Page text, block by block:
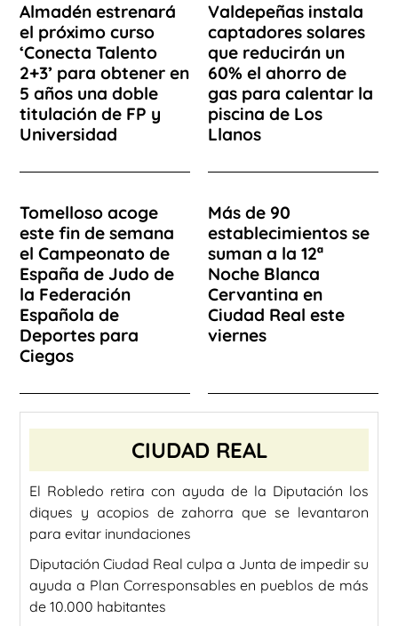
Almadén estrenará
el próximo curso
‘Conecta Talento
2+3’ para obtener en
5 años una doble
titulación de FP y
Universidad
Valdepeñas instala
captadores solares
que reducirán un
60% el ahorro de
gas para calentar la
piscina de Los
Llanos
Tomelloso acoge
este fin de semana
el Campeonato de
España de Judo de
la Federación
Española de
Deportes para
Ciegos
Más de 90
establecimientos se
suman a la 12ª
Noche Blanca
Cervantina en
Ciudad Real este
viernes
CIUDAD REAL
El Robledo retira con ayuda de la Diputación los
diques y acopios de zahorra que se levantaron
para evitar inundaciones
Diputación Ciudad Real culpa a Junta de impedir su
ayuda a Plan Corresponsables en pueblos de más
de 10.000 habitantes